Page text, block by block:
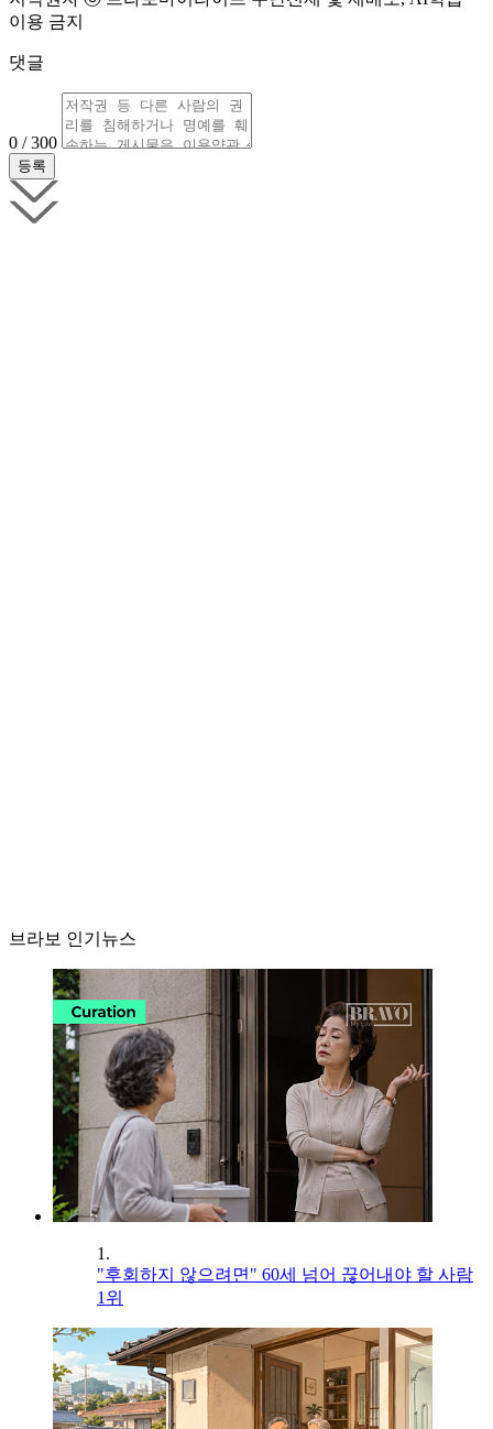
이용 금지
댓글
0 / 300
브라보 인기뉴스
1.
"후회하지 않으려면" 60세 넘어 끊어내야 할 사람
1위